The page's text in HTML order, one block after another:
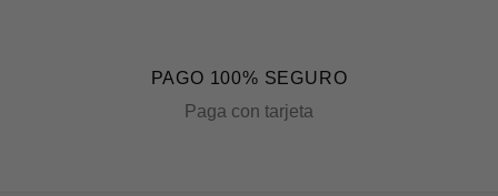
PAGO 100% SEGURO
Paga con tarjeta